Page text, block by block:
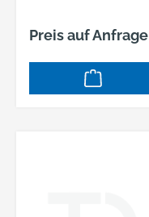
Preis auf Anfrage